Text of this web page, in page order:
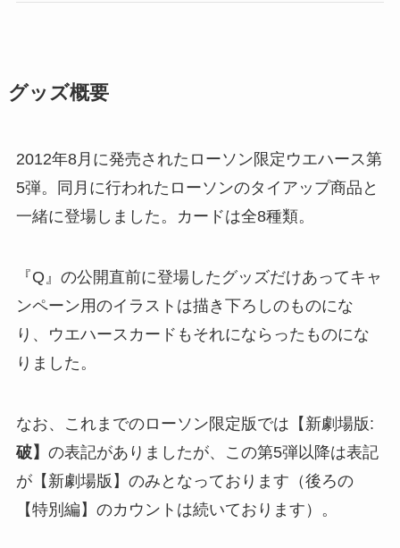
グッズ概要
2012年8月に発売されたローソン限定ウエハース第
5弾。同月に行われたローソンのタイアップ商品と
一緒に登場しました。カードは全8種類。
『Q』の公開直前に登場したグッズだけあってキャ
ンペーン用のイラストは描き下ろしのものにな
り、ウエハースカードもそれにならったものにな
りました。
なお、これまでのローソン限定版では【新劇場版:
破】 の表記がありましたが、この第5弾以降は表記
が【新劇場版】のみとなっております（後ろの
【特別編】のカウントは続いております）。